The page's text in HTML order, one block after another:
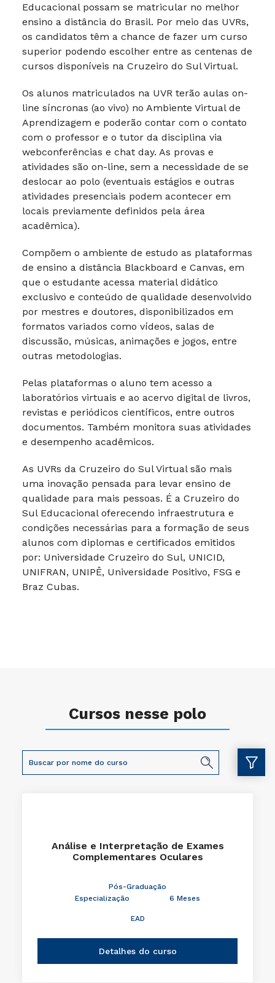
Educacional possam se matricular no melhor
ensino a distância do Brasil. Por meio das UVRs,
os candidatos têm a chance de fazer um curso
superior podendo escolher entre as centenas de
cursos disponíveis na Cruzeiro do Sul Virtual.
Os alunos matriculados na UVR terão aulas on-
line síncronas (ao vivo) no Ambiente Virtual de
Aprendizagem e poderão contar com o contato
com o professor e o tutor da disciplina via
webconferências e chat day. As provas e
atividades são on-line, sem a necessidade de se
deslocar ao polo (eventuais estágios e outras
atividades presenciais podem acontecer em
locais previamente definidos pela área
acadêmica).
Compõem o ambiente de estudo as plataformas
de ensino a distância Blackboard e Canvas, em
que o estudante acessa material didático
exclusivo e conteúdo de qualidade desenvolvido
por mestres e doutores, disponibilizados em
formatos variados como vídeos, salas de
discussão, músicas, animações e jogos, entre
outras metodologias.
Pelas plataformas o aluno tem acesso a
laboratórios virtuais e ao acervo digital de livros,
revistas e periódicos científicos, entre outros
documentos. Também monitora suas atividades
e desempenho acadêmicos.
As UVRs da Cruzeiro do Sul Virtual são mais
uma inovação pensada para levar ensino de
qualidade para mais pessoas. É a Cruzeiro do
Sul Educacional oferecendo infraestrutura e
condições necessárias para a formação de seus
alunos com diplomas e certificados emitidos
por: Universidade Cruzeiro do Sul, UNICID,
UNIFRAN, UNIPÊ, Universidade Positivo, FSG e
Braz Cubas.
Cursos nesse polo
Análise e Interpretação de Exames
Complementares Oculares
Pós-Graduação
Especialização
6 Meses
EAD
Detalhes do curso